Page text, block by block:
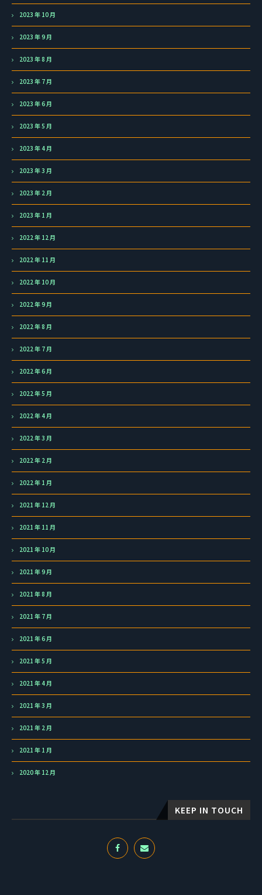
2023 年 10 月
2023 年 9 月
2023 年 8 月
2023 年 7 月
2023 年 6 月
2023 年 5 月
2023 年 4 月
2023 年 3 月
2023 年 2 月
2023 年 1 月
2022 年 12 月
2022 年 11 月
2022 年 10 月
2022 年 9 月
2022 年 8 月
2022 年 7 月
2022 年 6 月
2022 年 5 月
2022 年 4 月
2022 年 3 月
2022 年 2 月
2022 年 1 月
2021 年 12 月
2021 年 11 月
2021 年 10 月
2021 年 9 月
2021 年 8 月
2021 年 7 月
2021 年 6 月
2021 年 5 月
2021 年 4 月
2021 年 3 月
2021 年 2 月
2021 年 1 月
2020 年 12 月
KEEP IN TOUCH